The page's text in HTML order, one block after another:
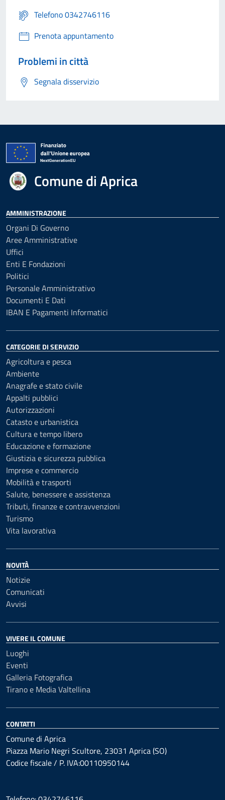
Telefono 0342746116
Prenota appuntamento
Problemi in città
Segnala disservizio
Comune di Aprica
AMMINISTRAZIONE
Organi Di Governo
Aree Amministrative
Uffici
Enti E Fondazioni
Politici
Personale Amministrativo
Documenti E Dati
IBAN E Pagamenti Informatici
CATEGORIE DI SERVIZIO
Agricoltura e pesca
Ambiente
Anagrafe e stato civile
Appalti pubblici
Autorizzazioni
Catasto e urbanistica
Cultura e tempo libero
Educazione e formazione
Giustizia e sicurezza pubblica
Imprese e commercio
Mobilità e trasporti
Salute, benessere e assistenza
Tributi, finanze e contravvenzioni
Turismo
Vita lavorativa
NOVITÀ
Notizie
Comunicati
Avvisi
VIVERE IL COMUNE
Luoghi
Eventi
Galleria Fotografica
Tirano e Media Valtellina
CONTATTI
Comune di Aprica
Piazza Mario Negri Scultore, 23031 Aprica (SO)
Codice fiscale / P. IVA:00110950144